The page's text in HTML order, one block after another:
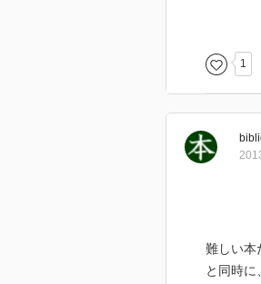
第５章
うに違っ
た表紙の
れている
たので
1
難しい本
と同時